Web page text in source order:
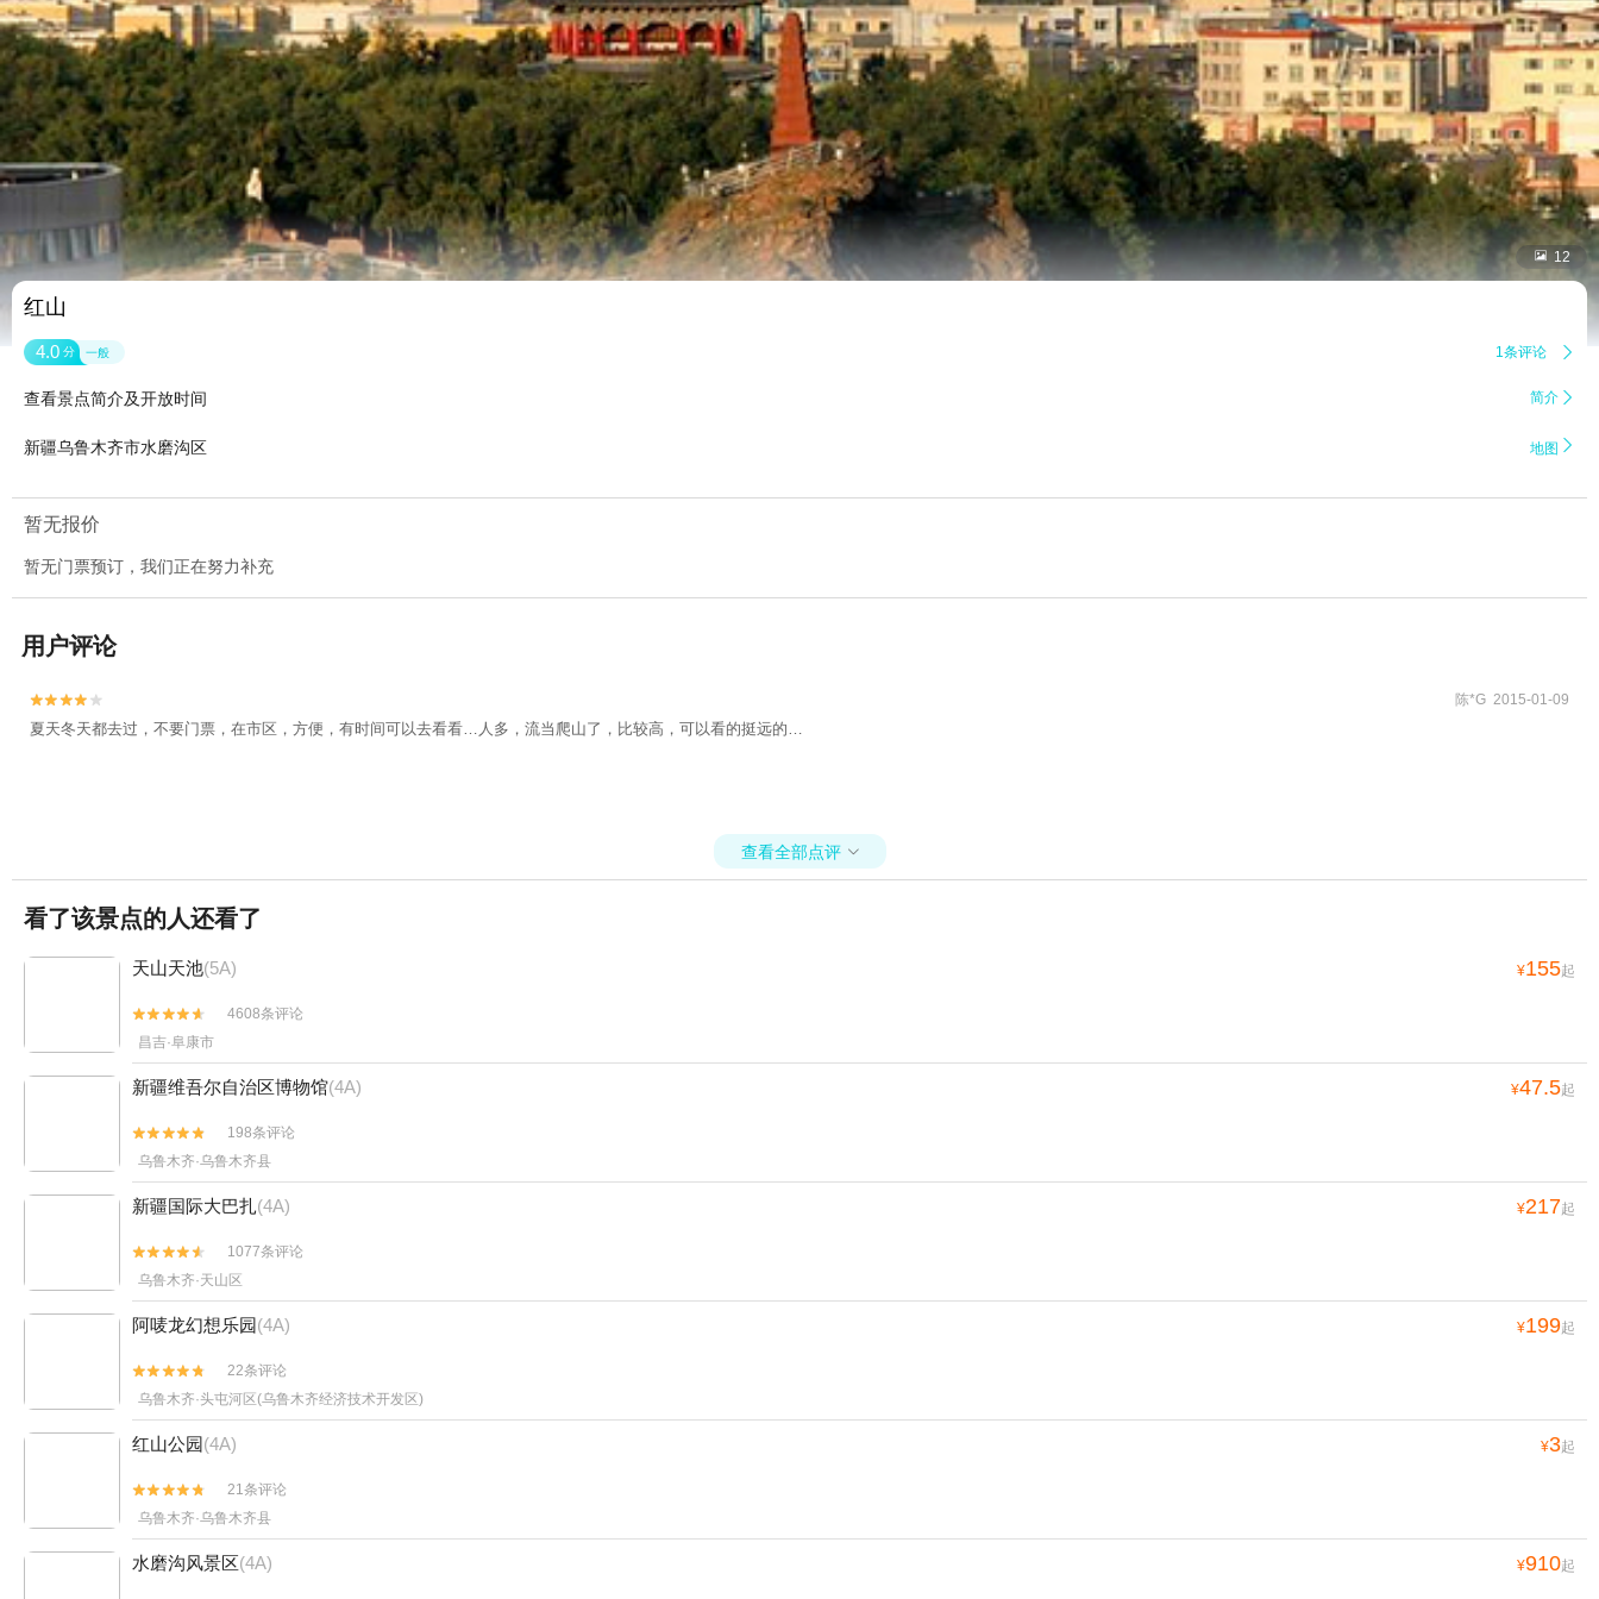
 12
红山
4.0 分 一般 1条评论 
查看景点简介及开放时间 简介 
新疆乌鲁木齐市水磨沟区 地图 
暂无报价
暂无门票预订，我们正在努力补充
用户评论

 陈*G 2015-01-09
夏天冬天都去过，不要门票，在市区，方便，有时间可以去看看…人多，流当爬山了，比较高，可以看的挺远的…
查看全部点评 
看了该景点的人还看了
天山天池(5A) ¥155起


4608条评论
昌吉·阜康市
新疆维吾尔自治区博物馆(4A) ¥47.5起


198条评论
乌鲁木齐·乌鲁木齐县
新疆国际大巴扎(4A) ¥217起


1077条评论
乌鲁木齐·天山区
阿唛龙幻想乐园(4A) ¥199起


22条评论
乌鲁木齐·头屯河区(乌鲁木齐经济技术开发区)
红山公园(4A) ¥3起


21条评论
乌鲁木齐·乌鲁木齐县
水磨沟风景区(4A) ¥910起